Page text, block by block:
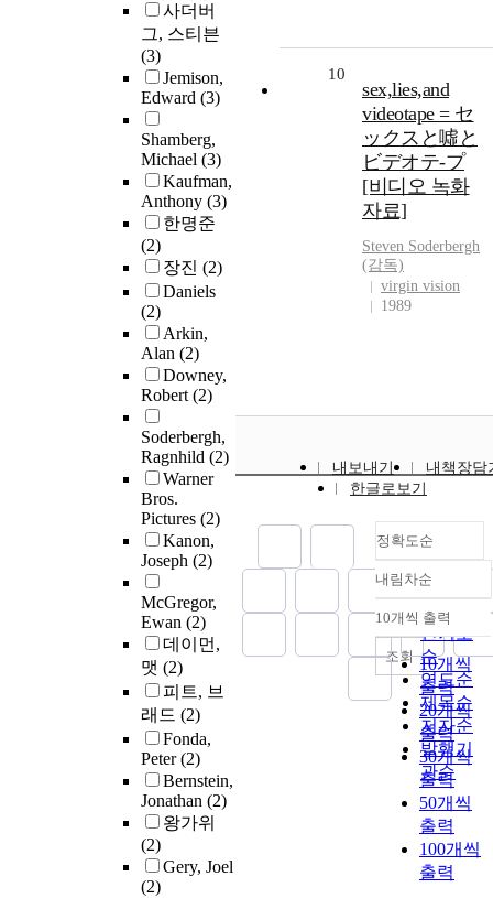
사더버
그, 스티븐
(3)
Jemison,
Edward (3)
Shamberg,
Michael (3)
Kaufman,
Anthony (3)
한명준
(2)
장진 (2)
Daniels
(2)
Arkin,
Alan (2)
Downey,
Robert(2)
Soderbergh,
Ragnhild (2)
Warner
Bros.
Pictures (2)
Kanon,
Joseph (2)
McGregor,
Ewan (2)
데이먼,
맷 (2)
피트, 브
래드 (2)
Fonda,
Peter(2)
Bernstein,
Jonathan (2)
왕가위
(2)
Gery, Joel
(2)
10
sex,lies,and
videotape = セ
ックスと噓と
ビデオテ-プ
[비디오 녹화
자료]
Steven Soderbergh
(감독)
virgin vision
1989
내보내기
내책장담
한글로보기
정확도순
정확도
순
인기도
순
연도순
제목순
저자순
발행기
관순
내림차순
내림차순
10개씩 출력
10개씩
출력
20개씩
출력
30개씩
출력
50개씩
출력
100개씩
출력
조회